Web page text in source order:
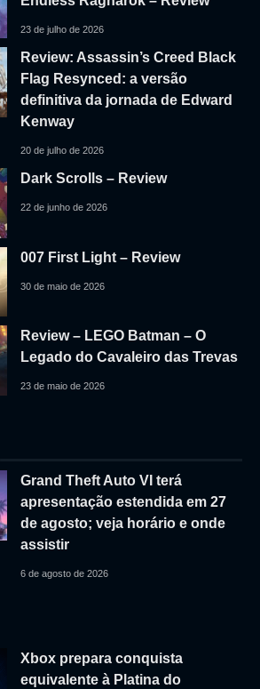
23 de julho de 2026
Review: Assassin’s Creed Black
Flag Resynced: a versão
definitiva da jornada de Edward
Kenway
20 de julho de 2026
Dark Scrolls – Review
22 de junho de 2026
007 First Light – Review
30 de maio de 2026
Review – LEGO Batman – O
Legado do Cavaleiro das Trevas
23 de maio de 2026
Grand Theft Auto VI terá
apresentação estendida em 27
de agosto; veja horário e onde
assistir
6 de agosto de 2026
Xbox prepara conquista
equivalente à Platina do